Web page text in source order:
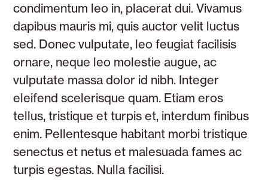
condimentum leo in, placerat dui. Vivamus
dapibus mauris mi, quis auctor velit luctus
sed. Donec vulputate, leo feugiat facilisis
ornare, neque leo molestie augue, ac
vulputate massa dolor id nibh. Integer
eleifend scelerisque quam. Etiam eros
tellus, tristique et turpis et, interdum finibus
enim. Pellentesque habitant morbi tristique
senectus et netus et malesuada fames ac
turpis egestas. Nulla facilisi.